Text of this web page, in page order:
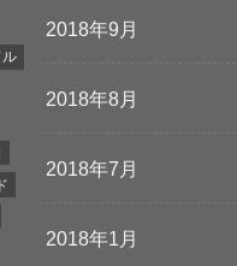
2018年9月
2018年8月
2018年7月
2018年1月